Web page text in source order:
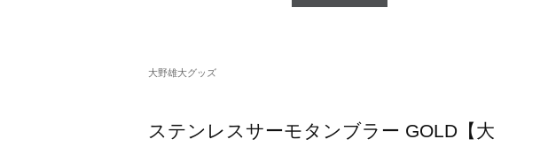
大野雄大グッズ
ステンレスサーモタンブラー GOLD【大